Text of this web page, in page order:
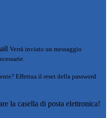
Verrà inviato un messaggio
Effettua il reset della password
la casella di posta elettronica!